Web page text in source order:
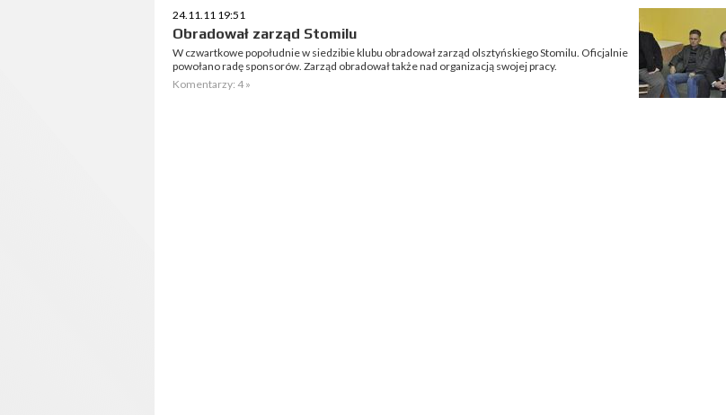
24.11.11 19:51
Obradował zarząd Stomilu
W czwartkowe popołudnie w siedzibie klubu obradował zarząd olsztyńskiego Stomilu. Oficjalnie
powołano radę sponsorów. Zarząd obradował także nad organizacją swojej pracy.
Komentarzy: 4 »